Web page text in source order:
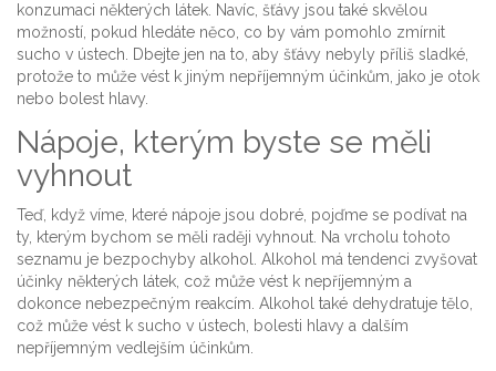
konzumaci některých látek. Navíc, šťávy jsou také skvělou
možností, pokud hledáte něco, co by vám pomohlo zmírnit
sucho v ústech. Dbejte jen na to, aby šťávy nebyly příliš sladké,
protože to může vést k jiným nepříjemným účinkům, jako je otok
nebo bolest hlavy.
Nápoje, kterým byste se měli
vyhnout
Teď, když víme, které nápoje jsou dobré, pojďme se podívat na
ty, kterým bychom se měli raději vyhnout. Na vrcholu tohoto
seznamu je bezpochyby alkohol. Alkohol má tendenci zvyšovat
účinky některých látek, což může vést k nepříjemným a
dokonce nebezpečným reakcím. Alkohol také dehydratuje tělo,
což může vést k sucho v ústech, bolesti hlavy a dalším
nepříjemným vedlejším účinkům.